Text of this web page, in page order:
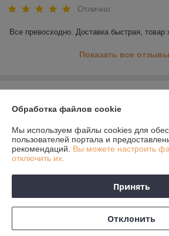
Отлично
Все превосходно. Доставка быстрая, товар
Показать все отзывы
Доставка и оплата
График работы
Политика обработки cookies
Обработка файлов cookie
Мы используем файлы cookies для
пользователей портала и
рекомендаций. Вы можете настроить
отключить их.
Принять
Отклонить